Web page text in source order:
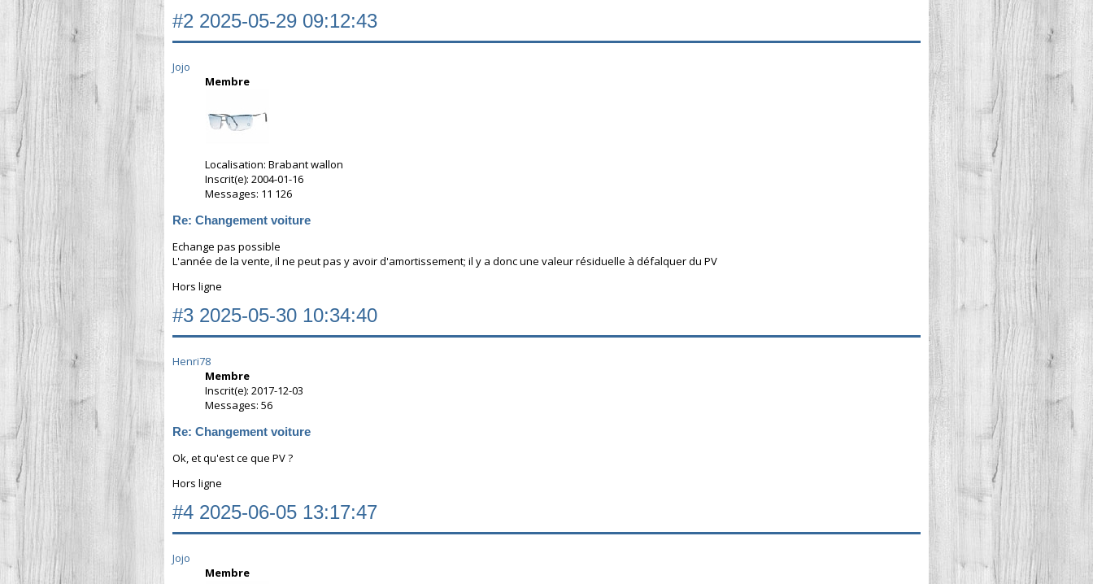
#2 2025-05-29 09:12:43
Jojo
Membre
Localisation: Brabant wallon
Inscrit(e): 2004-01-16
Messages: 11 126
Re: Changement voiture
Echange pas possible
L'année de la vente, il ne peut pas y avoir d'amortissement; il y a donc une valeur résiduelle à défalquer du PV
Hors ligne
#3 2025-05-30 10:34:40
Henri78
Membre
Inscrit(e): 2017-12-03
Messages: 56
Re: Changement voiture
Ok, et qu'est ce que PV ?
Hors ligne
#4 2025-06-05 13:17:47
Jojo
Membre